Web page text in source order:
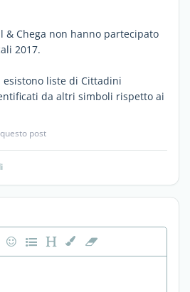
& Chega non hanno partecipato
2017.
liste di Cittadini
da altri simboli rispetto ai
post